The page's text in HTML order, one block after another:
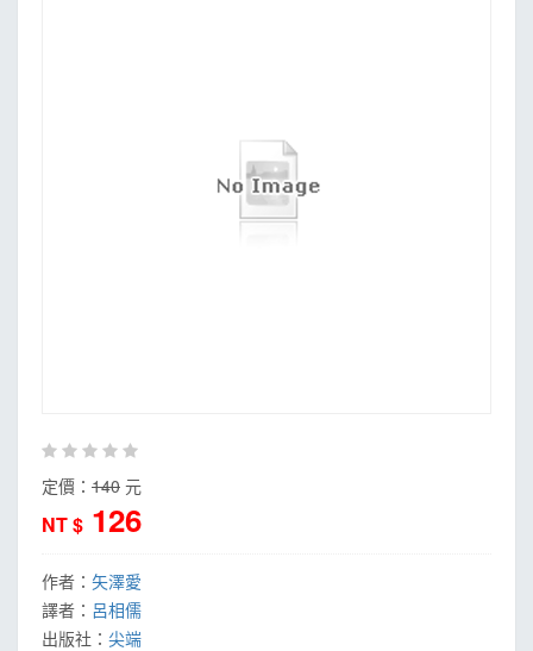
定價： 140 元
NT $ 126
作者： 矢澤愛
譯者： 呂相儒
出版社： 尖端